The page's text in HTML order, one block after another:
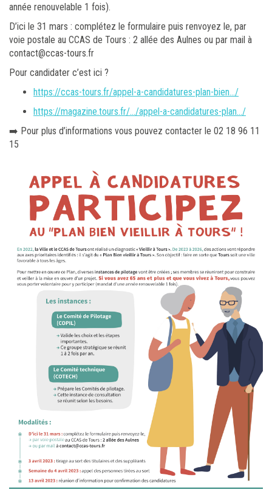
année renouvelable 1 fois).
D’ici le 31 mars : complétez le formulaire puis renvoyez le, par
voie postale au CCAS de Tours : 2 allée des Aulnes ou par mail à
contact@ccas-tours.fr
Pour candidater c’est ici ?
https://ccas-tours.fr/appel-a-candidatures-plan-bien…/
https://magazine.tours.fr/…/appel-a-candidatures-plan…/
➡️ Pour plus d’informations vous pouvez contacter le 02 18 96 11
15